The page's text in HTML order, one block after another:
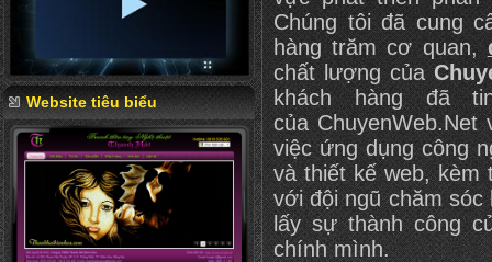
Website tiêu biểu
Chúng tôi đã cung
hàng trăm cơ quan,
chất lượng của
khách hàng đã
củaChuyenWeb.Net
việc ứng dụng công
và thiết kế web, kèm
với đội ngũ chăm sóc
lấy sự thành công
chính mình.